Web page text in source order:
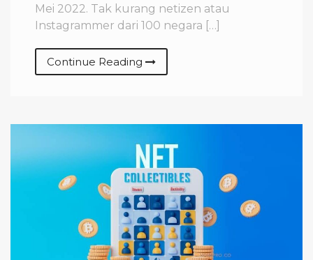
Mei 2022. Tak kurang netizen atau
Instagrammer dari 100 negara […]
Continue Reading